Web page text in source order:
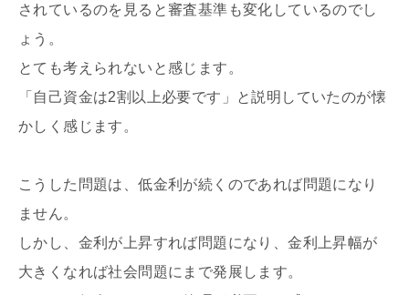
されているのを見ると審査基準も変化しているのでし
ょう。
とても考えられないと感じます。
「自己資金は2割以上必要です」と説明していたのが懐
かしく感じます。
こうした問題は、低金利が続くのであれば問題になり
ません。
しかし、金利が上昇すれば問題になり、金利上昇幅が
大きくなれば社会問題にまで発展します。